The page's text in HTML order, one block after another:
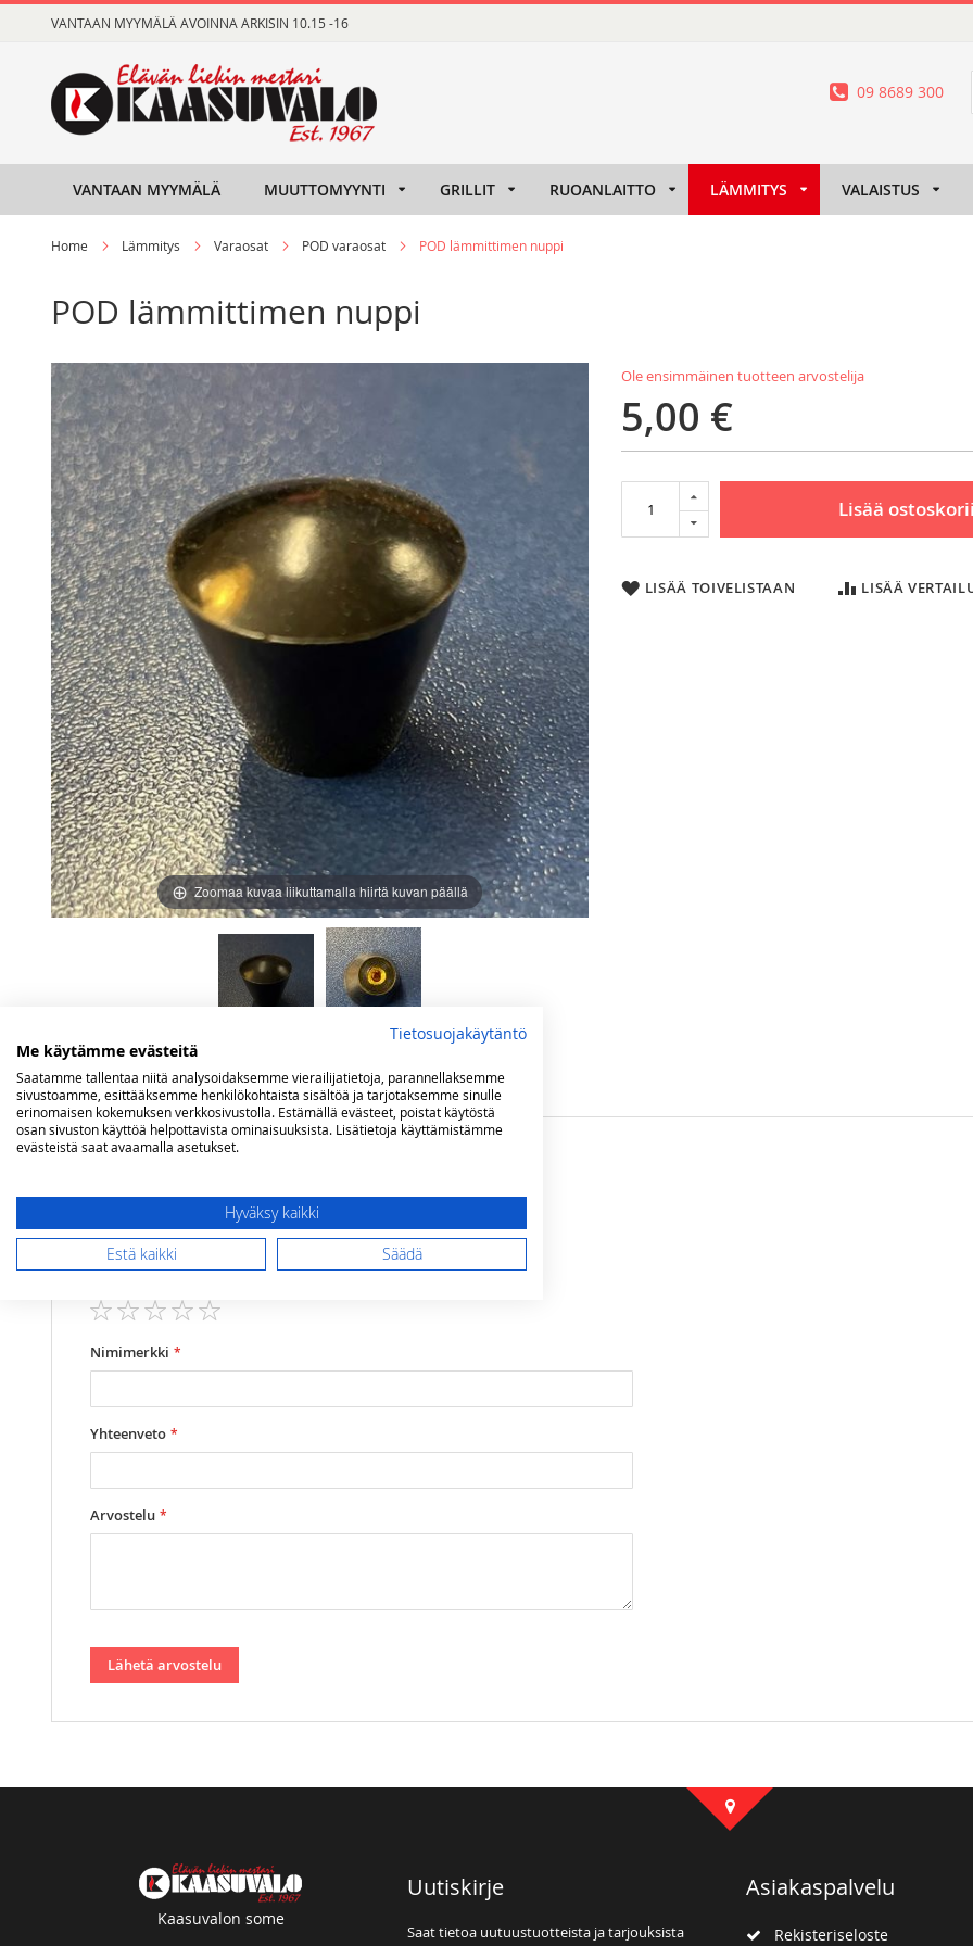
to
VANTAAN MYYMÄLÄ AVOINNA ARKISIN 10.15 -16
09 8689 300
VANTAAN MYYMÄLÄ MUUTTOMYYNTI GRILLIT RUOANLAITTO LÄMMITYS VALAISTUS
Home Lämmitys Varaosat POD varaosat POD lämmittimen nuppi
POD lämmittimen nuppi
Ole ensimmäinen tuotteen arvostelija
5,00 €
Lisää
LISÄÄ TOIVELISTAAN LISÄÄ
Skip
to
the
end
of
the
images
gallery
Skip
to
the
beginning
of
the
images
gallery
Zoomaa kuvaa liikuttamalla hiirtä kuvan päällä
Arvostelut
POD lämmittimen nuppi
Arviosi
star
stars
stars
stars
stars
Nimimerkki
Yhteenveto
Arvostelu
Lähetä arvostelu
Kaasuvalon some
Uutiskirje
Saat tietoa uutuustuotteista ja tarjouksista
Asiakaspalvelu
Rekisteriseloste
Tietosuojakäytäntö
Me käytämme evästeitä
Saatamme tallentaa niitä analysoidaksemme vierailijatietoja, parannellaksemme
sivustoamme, esittääksemme henkilökohtaista sisältöä ja tarjotaksemme sinulle
erinomaisen kokemuksen verkkosivustolla. Estämällä evästeet, poistat käytöstä
osan sivuston käyttöä helpottavista ominaisuuksista. Lisätietoja käyttämistämme
evästeistä saat avaamalla asetukset.
Hyväksy kaikki
Estä kaikki Säädä